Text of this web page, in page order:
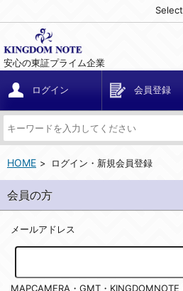
安心の東証プライム企業
ログイン 会員登録
HOME ログイン・新規会員登録
会員の方
メールアドレス
MAPCAMERA・GMT・KINGDOMNOTE